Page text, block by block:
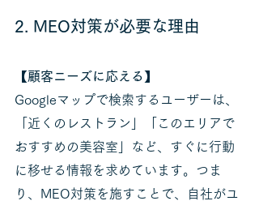
2. MEO対策が必要な理由
【顧客ニーズに応える】
Googleマップで検索するユーザーは、
「近くのレストラン」「このエリアで
おすすめの美容室」など、すぐに行動
に移せる情報を求めています。つま
り、MEO対策を施すことで、自社がユ